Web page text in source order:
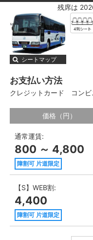
残席は
シートマップ
お支払い方法
クレジットカード コンビ
価格（円）
通常運賃:
800 ～ 4,800
障割可 片道限定
【S】WEB割:
4,400
障割可 片道限定